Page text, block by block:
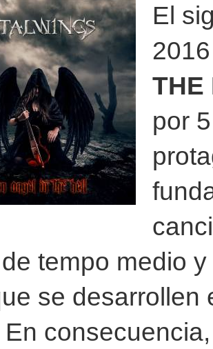
El
THE
por
tempo medio
se desarrollen